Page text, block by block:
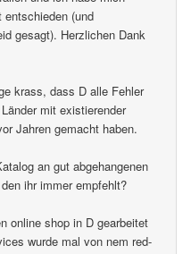
entschieden (und
gesagt). Herzlichen Dank
krass, dass D alle Fehler
mit existierender
Jahren gemacht haben.
an gut abgehangenen
ihr immer empfehlt?
online shop in D gearbeitet
wurde mal von nem red-